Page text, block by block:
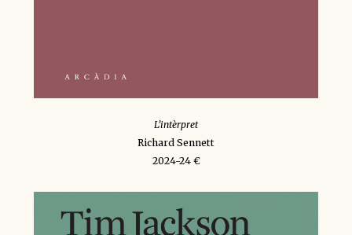
L’intèrpret
Richard Sennett
2024-24 €